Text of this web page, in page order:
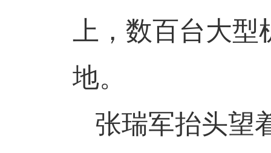
上，数百台大型
地。
张瑞军抬头望